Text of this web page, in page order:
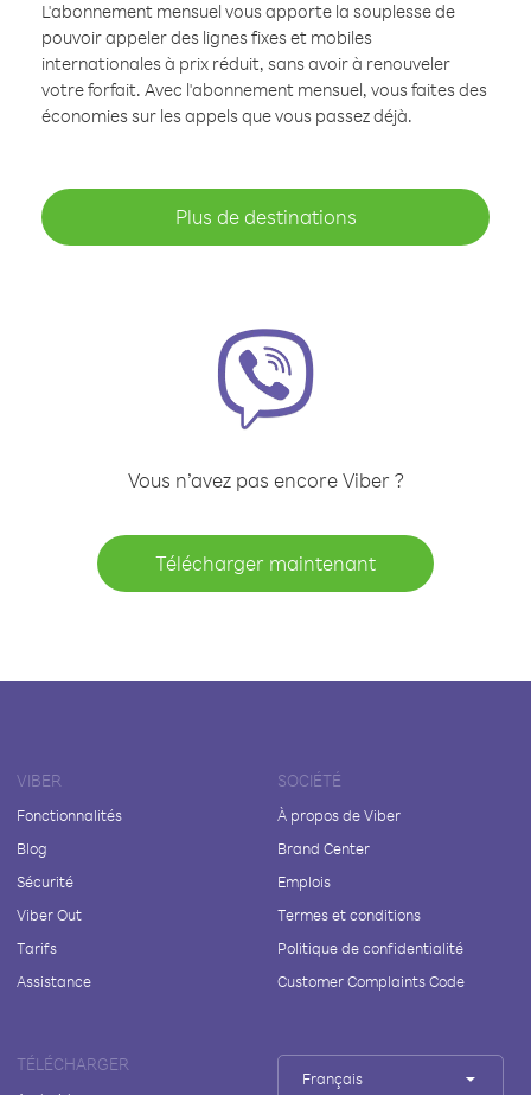
L'abonnement mensuel vous apporte la souplesse de
pouvoir appeler des lignes fixes et mobiles
internationales à prix réduit, sans avoir à renouveler
votre forfait. Avec l'abonnement mensuel, vous faites des
économies sur les appels que vous passez déjà.
Plus de destinations
Vous n’avez pas encore Viber ?
Télécharger maintenant
VIBER
Fonctionnalités
Blog
Sécurité
Viber Out
Tarifs
Assistance
SOCIÉTÉ
À propos de Viber
Brand Center
Emplois
Termes et conditions
Politique de confidentialité
Customer Complaints Code
TÉLÉCHARGER
Français